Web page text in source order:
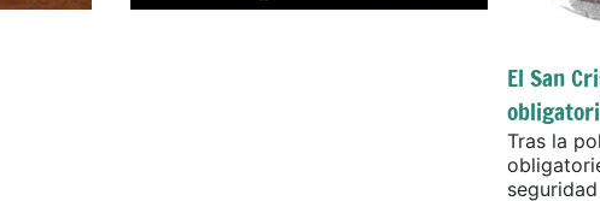
El San
Tras la